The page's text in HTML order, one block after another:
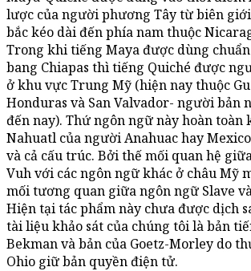
lược của người phương Tây từ biên
bắc kéo dài đến phía nam thuộc
Trong khi tiếng Maya được dùng
bang Chiapas thì tiếng Quiché được
ở khu vực Trung Mỹ (hiện nay thuộc
Honduras và San Valvador- người bản
đến nay). Thứ ngôn ngữ này hoàn toàn
Nahuatl của người Anahuac hay
và cả cấu trúc. Bởi thế mối quan hệ
Vuh với các ngôn ngữ khác ở châu Mỹ
mối tương quan giữa ngôn ngữ Slave
Hiện tại tác phẩm này chưa được dịch
tài liệu khảo sát của chúng tôi là bản
Bekman và bản của Goetz-Morley do
Ohio giữ bản quyền điện tử.